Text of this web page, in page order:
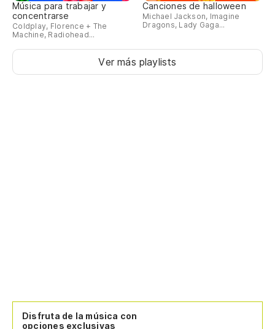
Música para trabajar y
concentrarse
Coldplay, Florence + The
Machine, Radiohead...
Canciones de halloween
Michael Jackson, Imagine
Dragons, Lady Gaga...
Ver más playlists
Disfruta de la música con
opciones exclusivas